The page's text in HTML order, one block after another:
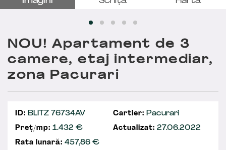
NOU! Apartament de 3
camere, etaj intermediar,
zona Pacurari
ID: BLITZ 76734AV Cartier: Pacurari
Preț/mp: 1.432 € Actualizat: 27.06.2022
Rata lunară: 457,86€